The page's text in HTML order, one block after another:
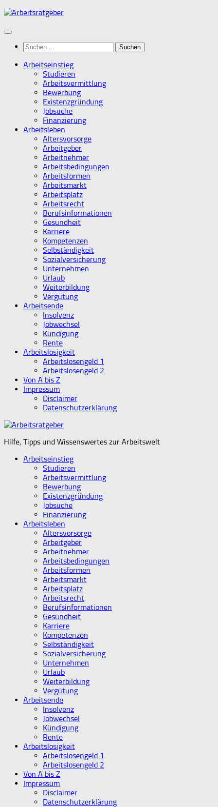
Zum
springen
Suchen
nach:
Arbeitseinstieg
Studieren
Arbeitsvermittlung
Bewerbung
Existenzgründung
Jobsuche
Finanzierung
Arbeitsleben
Altersvorsorge
Arbeitgeber
Arbeitnehmer
Arbeitsbedingungen
Arbeitsformen
Arbeitsmarkt
Arbeitsplatz
Arbeitsrecht
Berufsinformationen
Gesundheit
Karriere
Kompetenzen
Selbständigkeit
Sozialversicherung
Unternehmen
Urlaub
Weiterbildung
Vergütung
Arbeitsende
Insolvenz
Jobwechsel
Kündigung
Rente
Arbeitslosigkeit
Arbeitslosengeld 1
Arbeitslosengeld 2
Von A bis Z
Impressum
Disclaimer
Datenschutzerklärung
Hilfe, Tipps und Wissenswertes zur Arbeitswelt
Arbeitseinstieg
Studieren
Arbeitsvermittlung
Bewerbung
Existenzgründung
Jobsuche
Finanzierung
Arbeitsleben
Altersvorsorge
Arbeitgeber
Arbeitnehmer
Arbeitsbedingungen
Arbeitsformen
Arbeitsmarkt
Arbeitsplatz
Arbeitsrecht
Berufsinformationen
Gesundheit
Karriere
Kompetenzen
Selbständigkeit
Sozialversicherung
Unternehmen
Urlaub
Weiterbildung
Vergütung
Arbeitsende
Insolvenz
Jobwechsel
Kündigung
Rente
Arbeitslosigkeit
Arbeitslosengeld 1
Arbeitslosengeld 2
Von A bis Z
Impressum
Disclaimer
Datenschutzerklärung